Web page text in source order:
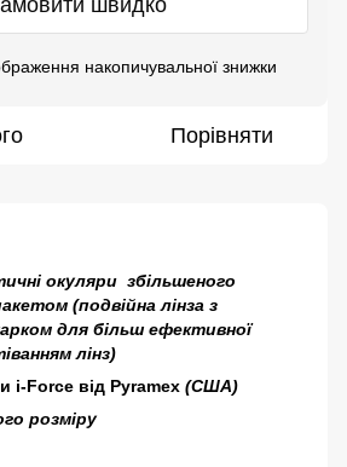
накопичувальної знижки
Порівняти
окуляри збільшеного
(подвійна лінза з
для більш ефективної
лінз)
i-Force від Pyramex (США)
розміру